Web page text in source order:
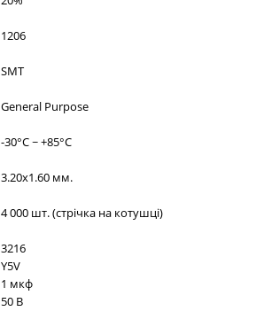
1206
SMT
General Purpose
-30°C ~ +85°C
3.20x1.60 мм.
4 000 шт. (стрічка на котушці)
3216
Y5V
1 мкф
50 В